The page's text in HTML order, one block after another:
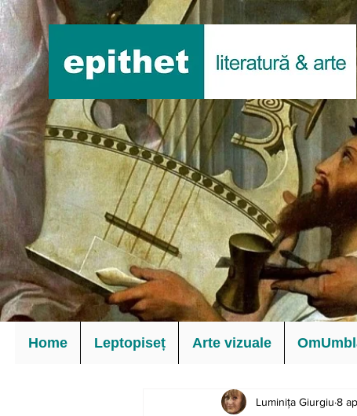
Home Leptopiseț Arte vizuale
Luminița Giurgiu 8